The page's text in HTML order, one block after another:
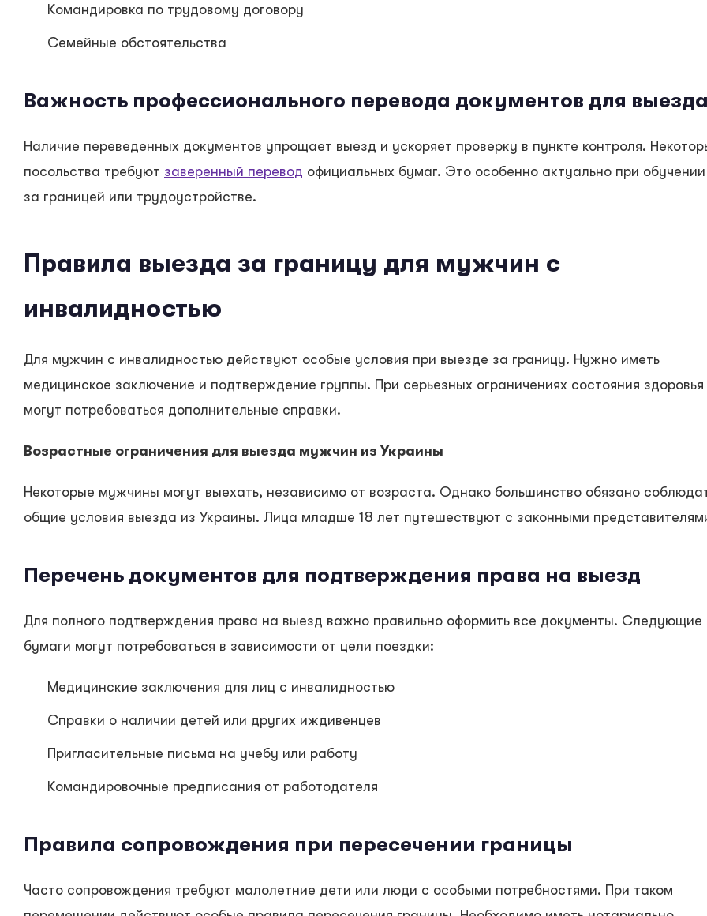
Командировка по трудовому договору
Семейные обстоятельства
Важность профессионального перевода документов для
Наличие переведенных документов упрощает выезд и ускоряет проверку в пункте контроля.
посольства требуют заверенный перевод официальных бумаг. Это особенно актуально при обучении
за границей или трудоустройстве.
Правила выезда за границу для мужчин с
инвалидностью
Для мужчин с инвалидностью действуют особые условия при выезде за границу. Нужно иметь
медицинское заключение и подтверждение группы. При серьезных ограничениях состояния здоровья
могут потребоваться дополнительные справки.
Возрастные ограничения для выезда мужчин из Украины
Некоторые мужчины могут выехать, независимо от возраста. Однако большинство обязано
общие условия выезда из Украины. Лица младше 18 лет путешествуют с законными
Перечень документов для подтверждения права на выезд
Для полного подтверждения права на выезд важно правильно оформить все документы. Следующие
бумаги могут потребоваться в зависимости от цели поездки:
Медицинские заключения для лиц с инвалидностью
Справки о наличии детей или других иждивенцев
Пригласительные письма на учебу или работу
Командировочные предписания от работодателя
Правила сопровождения при пересечении границы
Часто сопровождения требуют малолетние дети или люди с особыми потребностями. При таком